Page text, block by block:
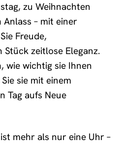
zu Weihnachten
– mit einer
Freude,
zeitlose Eleganz.
wie wichtig sie Ihnen
sie mit einem
Tag aufs Neue
mehr als nur eine Uhr –